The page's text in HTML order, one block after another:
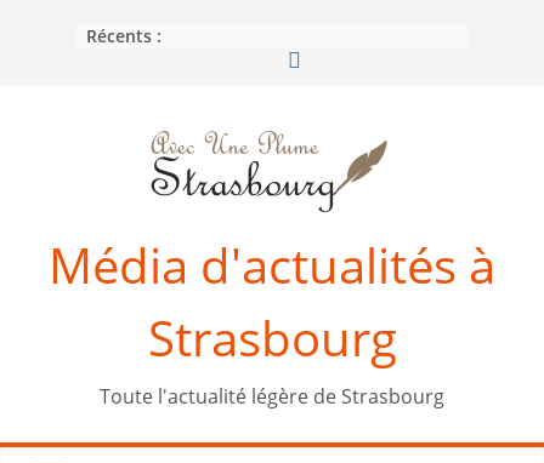
Récents :
Média d'actualités à
Strasbourg
Toute l'actualité légère de Strasbourg